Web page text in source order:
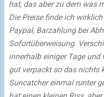
hat, das aber zu dem was
Die Preise finde ich
Paypal, Barzahlung bei
Sofortüberweisung.
innerhalb einiger Tage
gut verpackt so das nichts
Suncatcher einmal runter